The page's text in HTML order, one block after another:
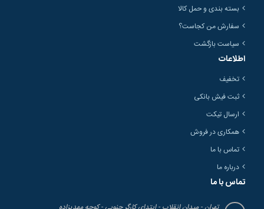
بسته بندی و حمل کالا
سفارش من کجاست؟
سیاست بازگشت
اطلاعات
تخفیف
ثبت فیش بانکی
ارسال تیکت
همکاری در فروش
تماس با ما
درباره ما
تماس با ما